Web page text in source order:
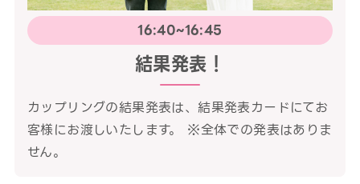
16:40~16:45
結果発表！
カップリングの結果発表は、結果発表カードにてお
客様にお渡しいたします。 ※全体での発表はありま
せん。